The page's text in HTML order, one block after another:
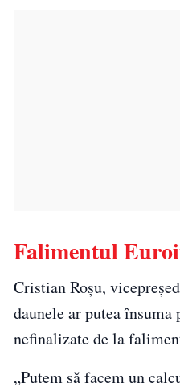
Falimentul
Cristian Roșu,
daunele ar putea
nefinalizate de la
„Putem să facem un